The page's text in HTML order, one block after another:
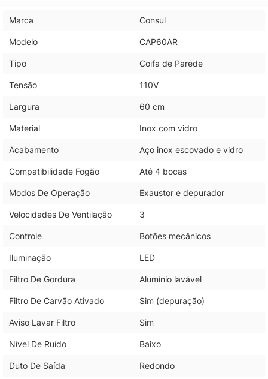
Marca Consul
Modelo CAP60AR
Tipo Coifa de Parede
Tensão 110V
Largura 60 cm
Material Inox com vidro
Acabamento Aço inox escovado e vidro
Compatibilidade Fogão Até 4 bocas
Modos De Operação Exaustor e depurador
Velocidades De Ventilação 3
Controle Botões mecânicos
Iluminação LED
Filtro De Gordura Alumínio lavável
Filtro De Carvão Ativado Sim (depuração)
Aviso Lavar Filtro Sim
Nível De Ruído Baixo
Duto De Saída Redondo